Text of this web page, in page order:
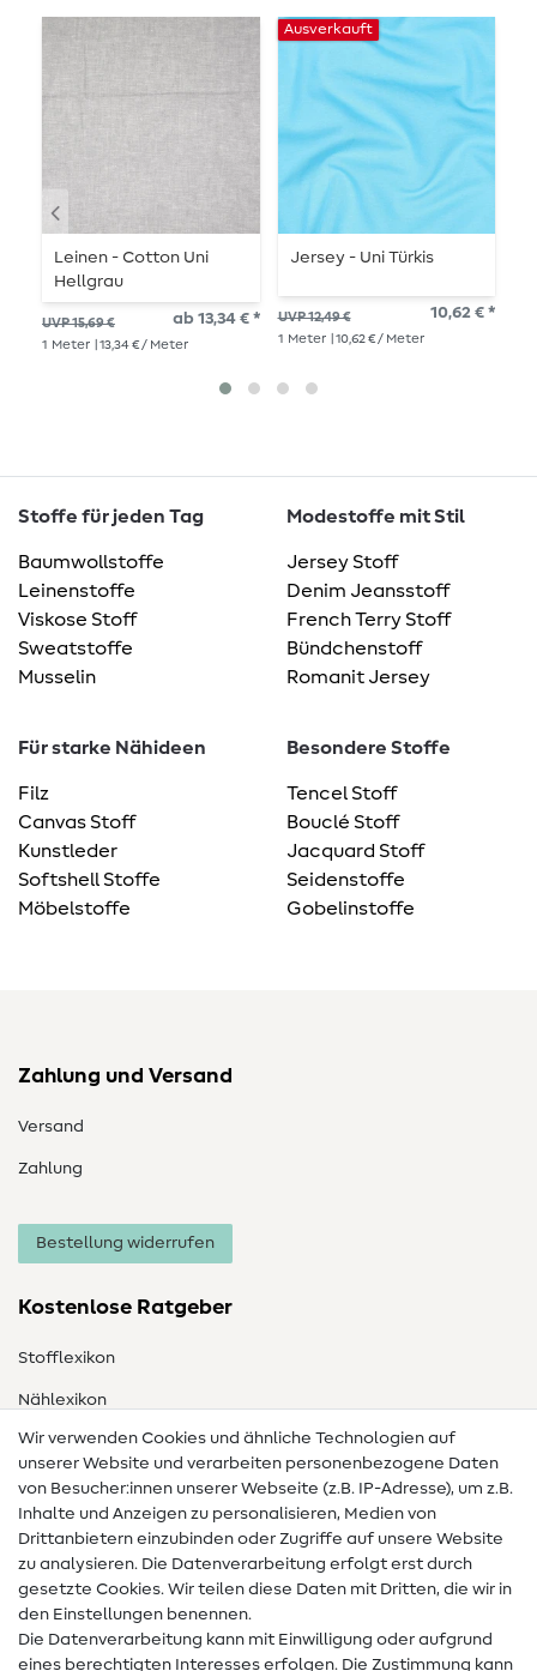
Leinen - Cotton Uni
Hellgrau
UVP 15,69 € ab 13,34 € *
1 Meter | 13,34 € / Meter
Ausverkauft
Jersey - Uni Türkis
UVP 12,49 € 10,62 € *
1 Meter | 10,62 € / Meter
Stoffe für jeden Tag
Baumwollstoffe
Leinenstoffe
Viskose Stoff
Sweatstoffe
Musselin
Modestoffe mit Stil
Jersey Stoff
Denim Jeansstoff
French Terry Stoff
Bündchenstoff
Romanit Jersey
Für starke Nähideen
Filz
Canvas Stoff
Kunstleder
Softshell Stoffe
Möbelstoffe
Besondere Stoffe
Tencel Stoff
Bouclé Stoff
Jacquard Stoff
Seidenstoffe
Gobelinstoffe
Zahlung und Versand
Versand
Zahlung
Bestellung widerrufen
Kostenlose Ratgeber
Stofflexikon
Nählexikon
Nähanleitungen
Hilfe & Kontakt
Kontakt
Infos zum Betreiberwechsel
Wir verwenden Cookies und ähnliche Technologien auf
unserer Website und verarbeiten personenbezogene Daten
von Besucher:innen unserer Webseite (z.B. IP-Adresse), um z.B.
Inhalte und Anzeigen zu personalisieren, Medien von
Drittanbietern einzubinden oder Zugriffe auf unsere Website
zu analysieren. Die Datenverarbeitung erfolgt erst durch
gesetzte Cookies. Wir teilen diese Daten mit Dritten, die wir in
den Einstellungen benennen.
Die Datenverarbeitung kann mit Einwilligung oder aufgrund
eines berechtigten Interesses erfolgen. Die Zustimmung kann